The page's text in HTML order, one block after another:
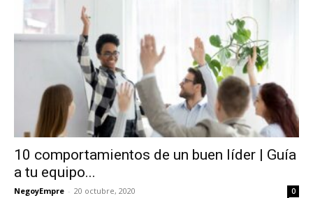
10 comportamientos de un buen líder | Guía
a tu equipo...
NegoyEmpre - 20 octubre, 2020 0